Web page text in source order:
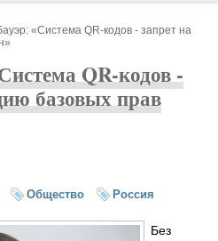
«Система QR-кодов - запрет на
QR-кодов -
базовых прав
Общество Россия
Без